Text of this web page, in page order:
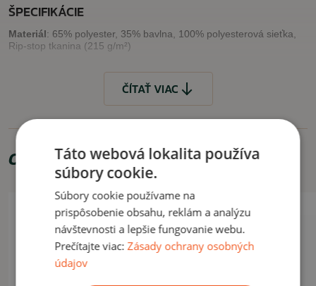
ŠPECIFIKÁCIE
Materiál: 65% polyester, 35% bavlna, 100% polyesterová sieťka,
Rip-stop tkanina (215 g/m²)
vodoodpudivá úprava
univerzálna veľkosť(nastavuje sa plastovým uzáverom na
VYUŽITIE
Ideálna pre aktívne aj celodenné bežné nosenie.
ČÍTAŤ VIAC
Odporúčame zakúpiť
Akcia -10%
Letný výpredaj
Táto webová lokalita používa
súbory cookie.
Súbory cookie používame na
prispôsobenie obsahu, reklám a analýzu
návštevnosti a lepšie fungovanie webu.
Prečítajte viac:Zásady ochrany osobných
údajov